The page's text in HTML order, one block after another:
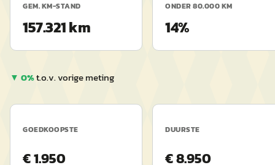
GEM. KM-STAND
157.321 km
ONDER 80.000 KM
14%
▼ 0%t.o.v. vorige meting
GOEDKOOPSTE
€1.950
DUURSTE
€8.950